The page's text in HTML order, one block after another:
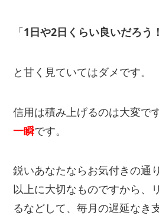
「1日や2日くらい良いだろう！
と甘く見ていてはダメです。
信用は積み上げるのは大変です
一瞬です。
鋭いあなたならお気付きの通
以上に大切なものですから、
るなどして、毎月の遅延なき